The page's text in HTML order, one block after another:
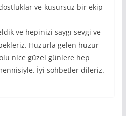
ve kusursuz bir ekip
ve hepinizi saygı sevgi ve
Huzurla gelen huzur
nice güzel günlere hep
İyi sohbetler dileriz.